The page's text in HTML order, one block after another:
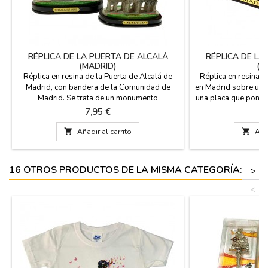
RÉPLICA DE LA PUERTA DE ALCALÁ
(MADRID)
Réplica en resina de la Puerta de Alcalá de
Madrid, con bandera de la Comunidad de
Madrid. Se trata de un monumento
emblemático de la ciudad de Madrid.
Medidas : Pequeño: 6,5 cm de alto, su base:
11 x 6 cm. Grande: 9,5 cm de alto, su
base: 15,5 x 9 cm.
Precio
7,95 €
 Añadir al carrito
RÉPLICA DE LA
Réplica en resina
en Madrid sobre un
una placa que pone
y 6 cm de alto
Grande - 15 cm

16 OTROS PRODUCTOS DE LA MISMA CATEGORÍA:
>
<